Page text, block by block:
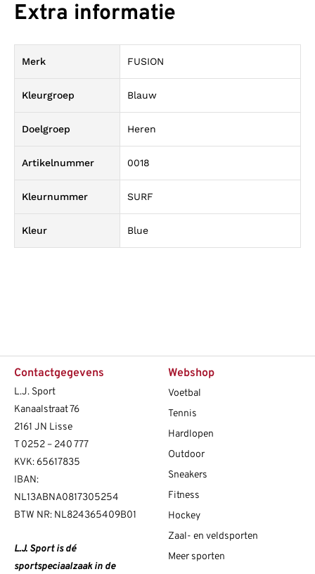
Extra informatie
Merk FUSION
Kleurgroep Blauw
Doelgroep Heren
Artikelnummer 0018
Kleurnummer SURF
Kleur Blue
Contactgegevens
L.J. Sport
Kanaalstraat 76
2161 JN Lisse
T0252 – 240 777
KVK: 65617835
IBAN:
NL13ABNA0817305254
BTW NR: NL824365409B01
L.J. Sport is dé
sportspeciaalzaak in de
Webshop
Voetbal
Tennis
Hardlopen
Outdoor
Sneakers
Fitness
Hockey
Zaal- en veldsporten
Meer sporten